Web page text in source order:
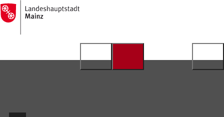
Inhalt anspringen
Zur
Startseite